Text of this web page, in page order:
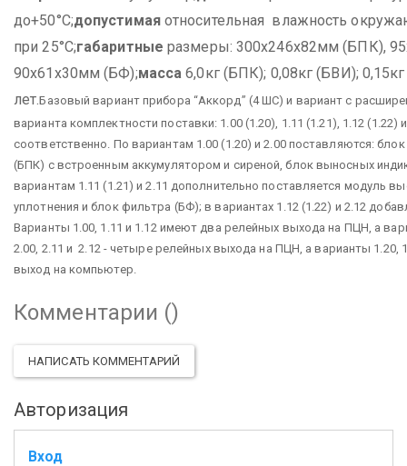
до+50°С;допустимаяотносительная влажность
при 25°С;габаритные размеры: 300х246х82мм (БПК),
90х61х30мм (БФ);масса 6,0кг (БПК); 0,08кг (БВИ);
лет.Базовый вариант прибора “Аккорд” (4 ШС) и вариант с
варианта комплектности поставки: 1.00 (1.20), 1.11 (1.21), 1.12 (1.22)
соответственно. По вариантам 1.00 (1.20) и 2.00 поставляются:
(БПК) с встроенным аккумулятором и сиреной, блок выносных
вариантам 1.11 (1.21) и 2.11 дополнительно поставляется модуль
уплотнения и блок фильтра (БФ); в вариантах 1.12 (1.22) и 2.12
Варианты 1.00, 1.11 и 1.12 имеют два релейных выхода на ПЦН, а
2.00, 2.11 и 2.12 - четыре релейных выхода на ПЦН, а варианты 1.20,
выход на компьютер.
Комментарии ()
НАПИСАТЬ КОММЕНТАРИЙ
Авторизация
Вход